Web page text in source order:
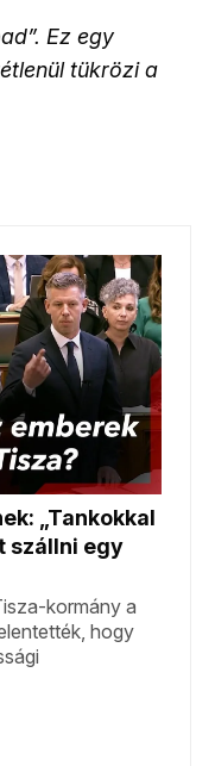
Ez egy
tükrözi a